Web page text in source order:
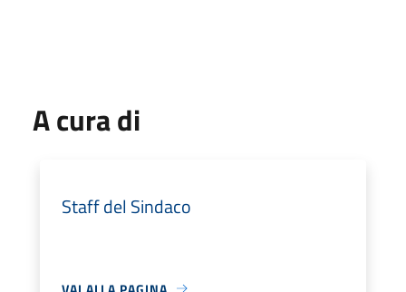
A cura di
Staff del Sindaco